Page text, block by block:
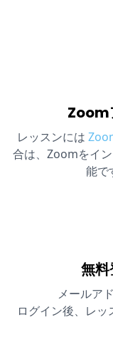
Zoom
レッスンには
合は、Zoomをイ
能で
無
メールア
ログイン後、レ